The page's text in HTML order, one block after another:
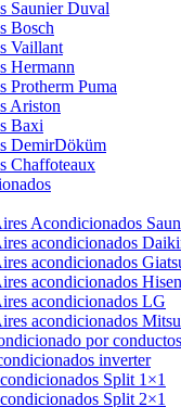
Saunier Duval
Bosch
Vaillant
Hermann
Protherm Puma
Ariston
Baxi
DemirDöküm
Chaffoteaux
Acondicionados
acondicionados
acondicionados
acondicionados
acondicionados LG
acondicionados
por conductos
inverter
Split 1×1
Split 2×1